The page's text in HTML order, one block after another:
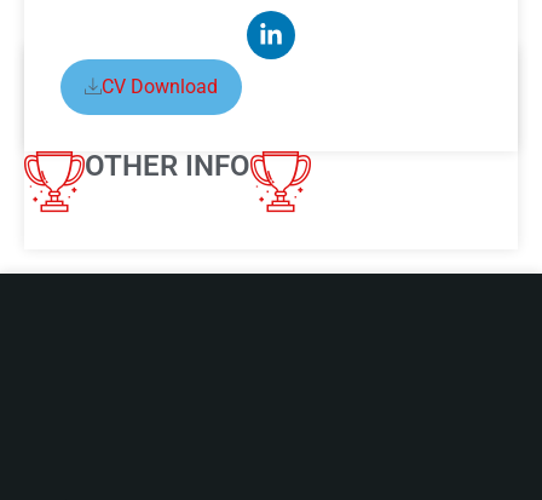
CV Download
OTHER INFO
ABOUT THOMAS
KRETZSCHMAR